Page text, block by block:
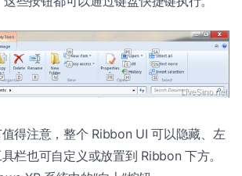
得注意，整个 Ribbon UI 可以隐藏、左
栏也可自定义或放置到 Ribbon 下方。